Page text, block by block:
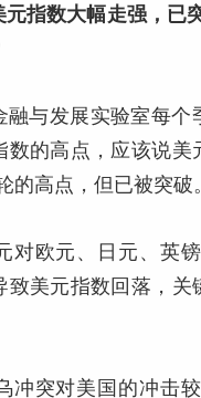
元指数大幅走强，
融与发展实验室每
的高点，应该说
的高点，但已被突破
对欧元、日元、英
美元指数回落，
冲突对美国的冲击